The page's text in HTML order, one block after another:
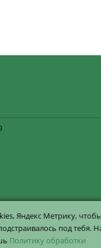
Яндекс Метрику,
под тебя.
Политику обработки